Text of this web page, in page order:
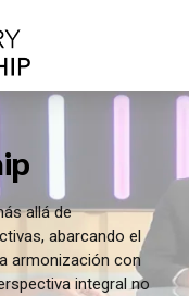
allá de
abarcando el
armonización con
integral no